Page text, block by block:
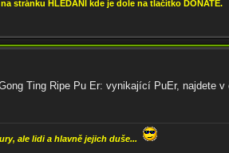
stránku HLEDÁNÍ kde je dole na tlačítko DONATE.
Ting Ripe Pu Er: vynikající PuEr, najdete v
ale lidi a hlavně jejich duše...